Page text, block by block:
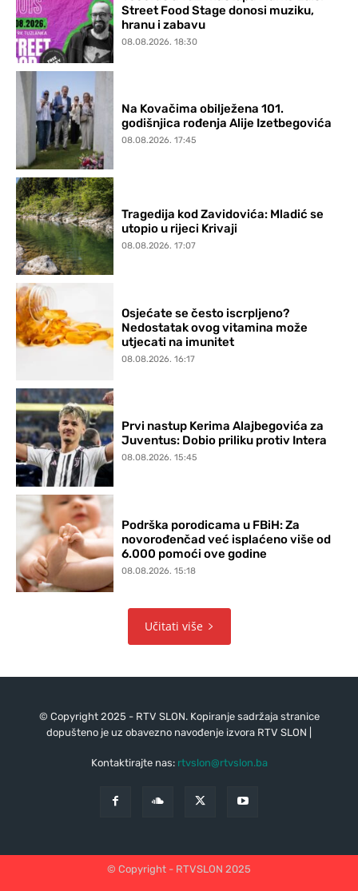
Street Food Stage donosi muziku,
hranu i zabavu
08.08.2026. 18:30
Na Kovačima obilježena 101.
godišnjica rođenja Alije Izetbegovića
08.08.2026. 17:45
Tragedija kod Zavidovića: Mladić se
utopio u rijeci Krivaji
08.08.2026. 17:07
Osjećate se često iscrpljeno?
Nedostatak ovog vitamina može
utjecati na imunitet
08.08.2026. 16:17
Prvi nastup Kerima Alajbegovića za
Juventus: Dobio priliku protiv Intera
08.08.2026. 15:45
Podrška porodicama u FBiH: Za
novorođenčad već isplaćeno više od
6.000 pomoći ove godine
08.08.2026. 15:18
Učitati više
© Copyright 2025 - RTV SLON. Kopiranje sadržaja stranice
dopušteno je uz obavezno navođenje izvora RTV SLON |
Kontaktirajte nas: rtvslon@rtvslon.ba
© Copyright - RTVSLON 2025